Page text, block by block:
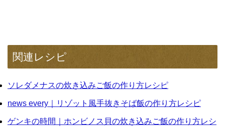
関連レシピ
ソレダメナスの炊き込みご飯の作り方レシピ
news every｜リゾット風手抜きそば飯の作り方レシピ
ゲンキの時間｜ホンビノス貝の炊き込みご飯の作り方レシ